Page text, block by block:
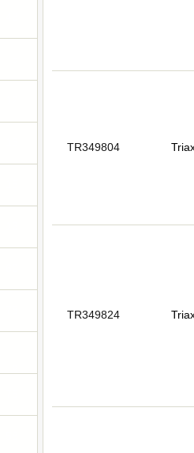
TR349804
TR349824